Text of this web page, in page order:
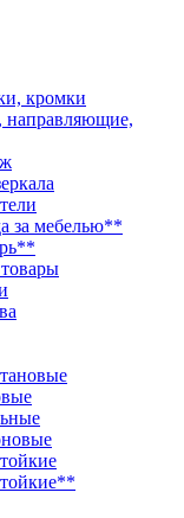
кромки
направляющие,
за мебелью**